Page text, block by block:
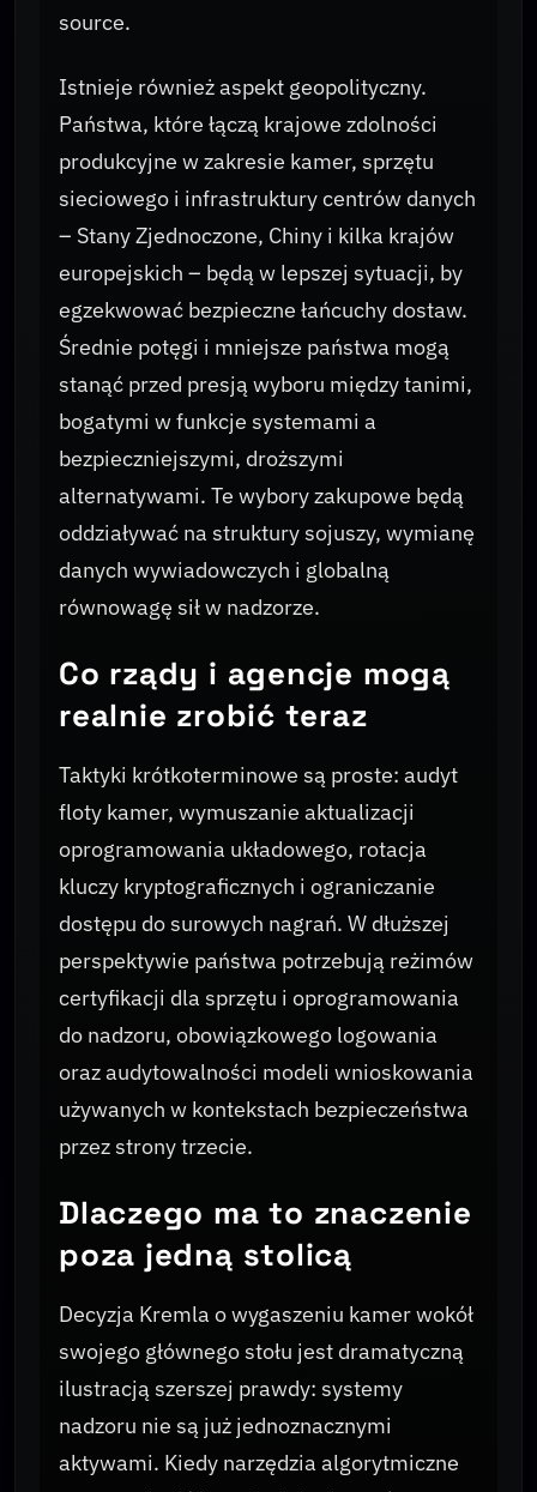
source.
Istnieje również aspekt geopolityczny.
Państwa, które łączą krajowe zdolności
produkcyjne w zakresie kamer, sprzętu
sieciowego i infrastruktury centrów danych
– Stany Zjednoczone, Chiny i kilka krajów
europejskich – będą w lepszej sytuacji, by
egzekwować bezpieczne łańcuchy dostaw.
Średnie potęgi i mniejsze państwa mogą
stanąć przed presją wyboru między tanimi,
bogatymi w funkcje systemami a
bezpieczniejszymi, droższymi
alternatywami. Te wybory zakupowe będą
oddziaływać na struktury sojuszy, wymianę
danych wywiadowczych i globalną
równowagę sił w nadzorze.
Co rządy i agencje mogą
realnie zrobić teraz
Taktyki krótkoterminowe są proste: audyt
floty kamer, wymuszanie aktualizacji
oprogramowania układowego, rotacja
kluczy kryptograficznych i ograniczanie
dostępu do surowych nagrań. W dłuższej
perspektywie państwa potrzebują reżimów
certyfikacji dla sprzętu i oprogramowania
do nadzoru, obowiązkowego logowania
oraz audytowalności modeli wnioskowania
używanych w kontekstach bezpieczeństwa
przez strony trzecie.
Dlaczego ma to znaczenie
poza jedną stolicą
Decyzja Kremla o wygaszeniu kamer wokół
swojego głównego stołu jest dramatyczną
ilustracją szerszej prawdy: systemy
nadzoru nie są już jednoznacznymi
aktywami. Kiedy narzędzia algorytmiczne